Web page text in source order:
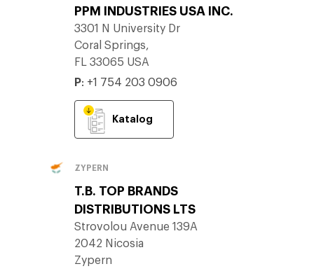
PPM INDUSTRIES USA INC.
3301 N University Dr
Coral Springs,
FL 33065 USA
P: +1 754 203 0906
Katalog
ZYPERN
T.B. TOP BRANDS
DISTRIBUTIONS LTS
Strovolou Avenue 139A
2042 Nicosia
Zypern